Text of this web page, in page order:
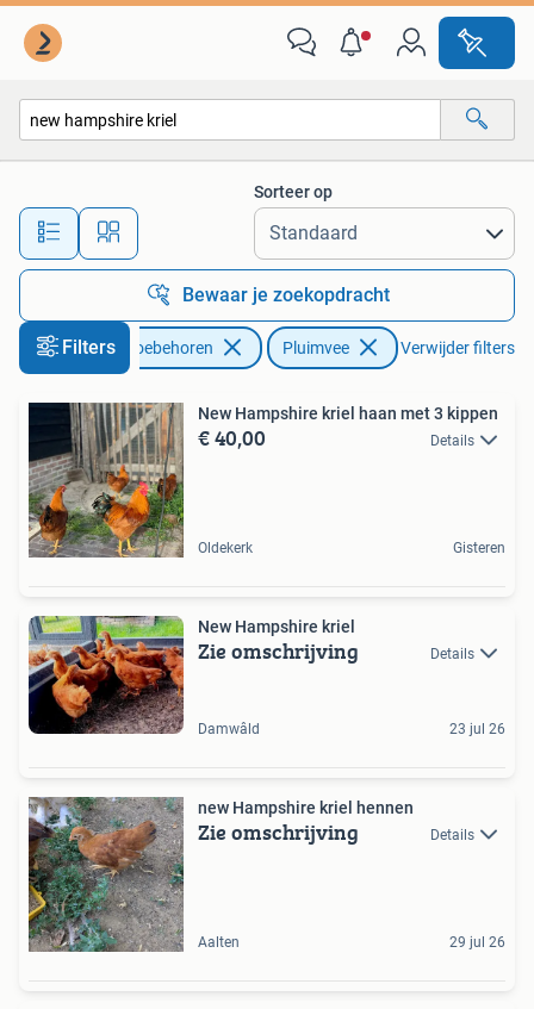
Alle afstanden…
Sorteer op
Bewaar je zoekopdracht
Filters
Dieren en Toebehoren Pluimvee Verwijder filters
New Hampshire kriel haan met 3 kippen
€ 40,00 Details
Oldekerk Gisteren
New Hampshire kriel
Zie omschrijving Details
Damwâld 23 jul 26
new Hampshire kriel hennen
Zie omschrijving Details
Aalten 29 jul 26